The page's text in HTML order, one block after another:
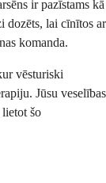
ir pazīstams kā
dozēts, lai cīnītos ar
komanda.
vēsturiski
Jūsu veselības
šo